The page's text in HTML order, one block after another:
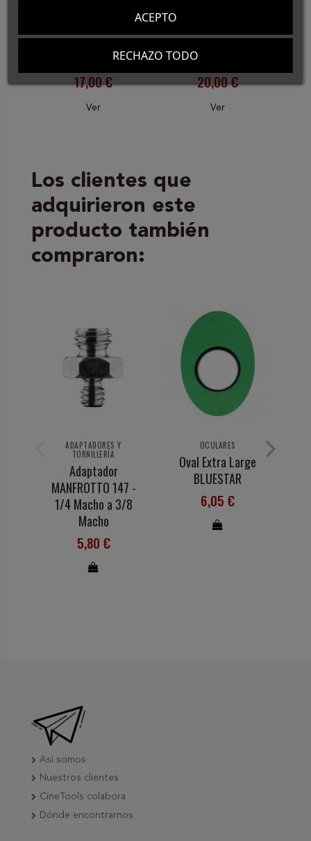
Macho 0,5m
0,6/2,8 AZUL
17,00 €
Ver
Cable Coaxial BNC
Hembra 0,8/3,7 -
20,00 €
Ver
Los clientes que
adquirieron este
producto también
compraron:
ADAPTADORES Y
TORNILLERÍA
Adaptador
MANFROTTO 147 -
1/4 Macho a 3/8
Macho
5,80 €
OCULARES
Oval Extra Large
BLUESTAR
6,05 €
RECHAZO TODO
ACEPTO
Así somos
Nuestros clientes
CineTools colabora
Dónde encontrarnos